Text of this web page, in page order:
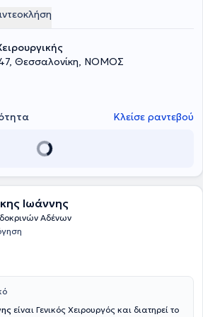
Θεσσαλονίκη, ΝΟΜΟΣ
Κλείσε ραντεβού
Ιωάννης
Αδένων
είναι Γενικός Χειρουργός και διατηρεί το